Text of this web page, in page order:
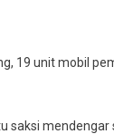
19 unit mobil
saksi mendengar